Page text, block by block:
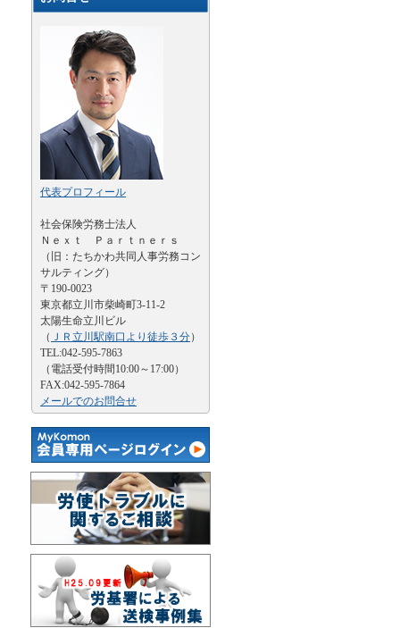
代表プロフィール
社会保険労務士法人
Ｎｅｘｔ Ｐａｒｔｎｅｒｓ
（旧：たちかわ共同人事労務コン
サルティング）
〒190-0023
東京都立川市柴崎町3-11-2
太陽生命立川ビル
（ ＪＲ立川駅南口より徒歩３分）
TEL:042-595-7863
（電話受付時間10:00～17:00）
FAX:042-595-7864
メールでのお問合せ